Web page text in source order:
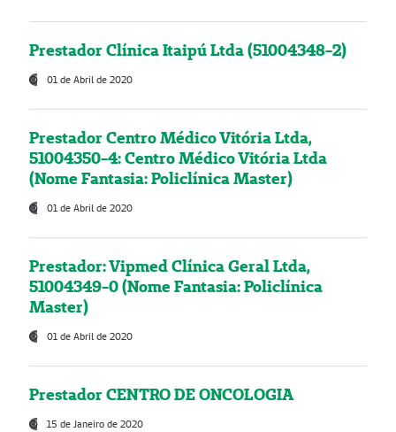
Prestador Clínica Itaipú Ltda (51004348-2)
01 de Abril de 2020
Prestador Centro Médico Vitória Ltda,
51004350-4: Centro Médico Vitória Ltda
(Nome Fantasia: Policlínica Master)
01 de Abril de 2020
Prestador: Vipmed Clínica Geral Ltda,
51004349-0 (Nome Fantasia: Policlínica
Master)
01 de Abril de 2020
Prestador CENTRO DE ONCOLOGIA
15 de Janeiro de 2020